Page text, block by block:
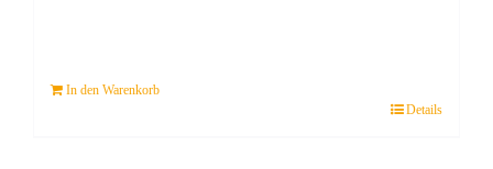
In den Warenkorb
Details